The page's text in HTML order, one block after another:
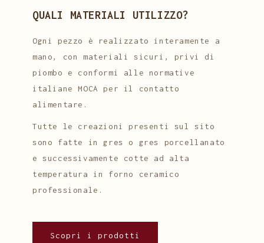
QUALI MATERIALI UTILIZZO?
Ogni pezzo è realizzato interamente a
mano, con materiali sicuri, privi di
piombo e conformi alle normative
italiane MOCA per il contatto
alimentare.
Tutte le creazioni presenti sul sito
sono fatte in gres o gres porcellanato
e successivamente cotte ad alta
temperatura in forno ceramico
professionale.
Scopri i prodotti